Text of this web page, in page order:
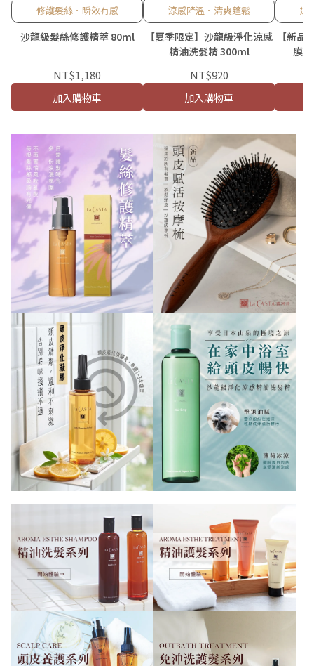
修護髮絲．瞬效有感
沙龍級髮絲修護精萃 80ml
NT$1,180
加入購物車
涼感降溫．清爽蓬鬆
【夏季限定】沙龍級淨化涼感
精油洗髮精 300ml
NT$920
加入購物車
逆
【新
膜 /